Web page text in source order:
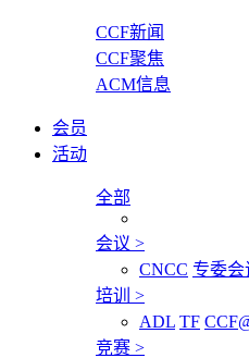
CCF新闻
CCF聚焦
ACM信息
会员
活动
全部
会议 >
CNCC 专委会
培训 >
ADL TF
竞赛 >